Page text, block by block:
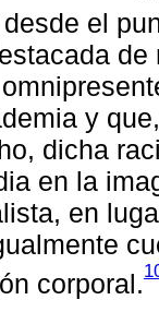
el
y
dicha
en la
en
corporal.